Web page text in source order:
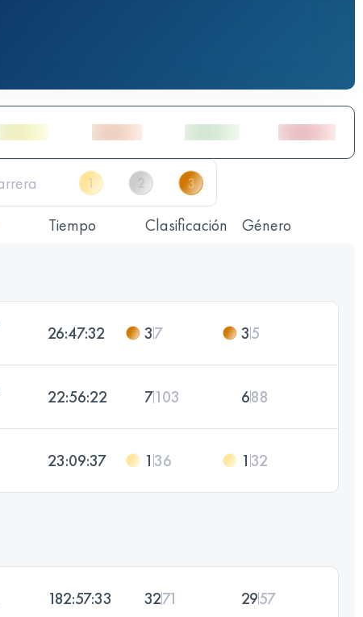
Tiempo Clasificación Género
26:47:32 37 35
22:56:22 7103 688
23:09:37 136 132
182:57:33 3271 2957